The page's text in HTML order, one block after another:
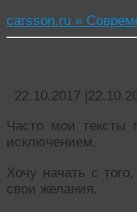
carsson.ru »
22.10.2017 |
Часто мои тексты
исключением.
Хочу начать с
свои желания.